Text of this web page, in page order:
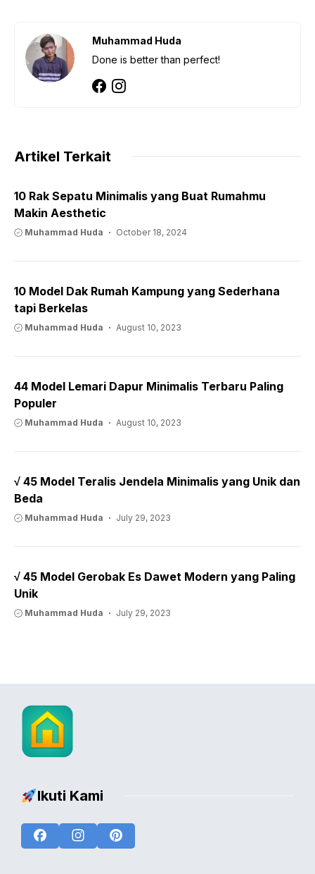
Muhammad Huda
Done is better than perfect!
Artikel Terkait
10 Rak Sepatu Minimalis yang Buat Rumahmu
Makin Aesthetic
Muhammad Huda October 18, 2024
10 Model Dak Rumah Kampung yang Sederhana
tapi Berkelas
Muhammad Huda August 10, 2023
44 Model Lemari Dapur Minimalis Terbaru Paling
Populer
Muhammad Huda August 10, 2023
√ 45 Model Teralis Jendela Minimalis yang Unik dan
Beda
Muhammad Huda July 29, 2023
√ 45 Model Gerobak Es Dawet Modern yang Paling
Unik
Muhammad Huda July 29, 2023
Ikuti Kami
FacebookInstagram